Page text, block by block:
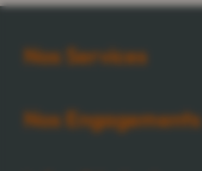
Nos Services
Nos Engagements